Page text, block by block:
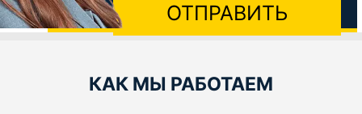
ОТПРАВИТЬ
КАК МЫ РАБОТАЕМ